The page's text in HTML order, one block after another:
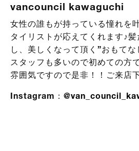
vancouncil kawaguchi
女性の誰もが持っている憧れを
タイリストが応えてくれます♪
し、美しくなって頂く”おもて
スタッフも多いので初めての方
雰囲気ですので是非！！ご来
Instagram：